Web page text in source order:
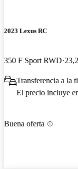
2023 Lexus RC
350 F Sport RWD
Transferencia a la
El precio incluye
Buena oferta